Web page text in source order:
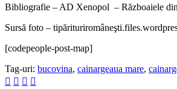
Bibliografie – AD Xenopol – Războaiele
Sursă foto –
[codepeople-post-map]
Tag-uri: bucovina, cainargeaua mare,